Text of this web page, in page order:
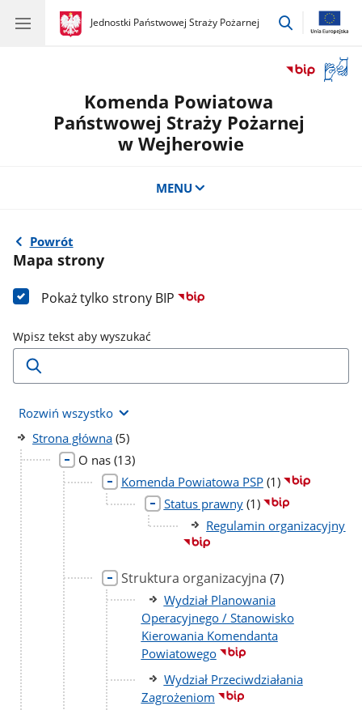
gov.pl
Jednostki Państwowej Straży Pożarnej
gov.pl
Jednostki
przejdź
okno
Komenda Powiatowa
Państwowej Straży Pożarnej
w Wejherowie
MENU
Powrót
Mapa strony
Pokaż tylko strony BIP
Wpisz tekst aby wyszukać
Rozwiń wszystko
Strona główna liczba
podstron
(5)
O nas liczba
podstron
(13)
Komenda Powiatowa PSP liczba
podstron
(1)
Status prawny liczba
podstron
(1)
Regulamin organizacyjny
Struktura organizacyjna liczba
podstron
(7)
Wydział Planowania
Operacyjnego / Stanowisko
Kierowania Komendanta
Powiatowego
Wydział Przeciwdziałania
Zagrożeniom